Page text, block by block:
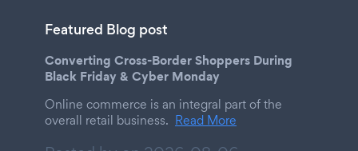
Featured Blog post
Converting Cross-Border Shoppers During
Black Friday & Cyber Monday
Online commerce is an integral part of the
overall retail business. Read More